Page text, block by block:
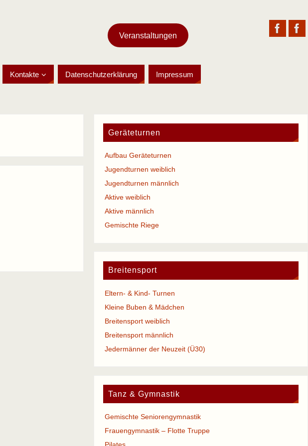
Veranstaltungen
Kontakte Datenschutzerklärung Impressum
Geräteturnen
Aufbau Geräteturnen
Jugendturnen weiblich
Jugendturnen männlich
Aktive weiblich
Aktive männlich
Gemischte Riege
Breitensport
Eltern- & Kind- Turnen
Kleine Buben & Mädchen
Breitensport weiblich
Breitensport männlich
Jedermänner der Neuzeit (Ü30)
Tanz & Gymnastik
Gemischte Seniorengymnastik
Frauengymnastik – Flotte Truppe